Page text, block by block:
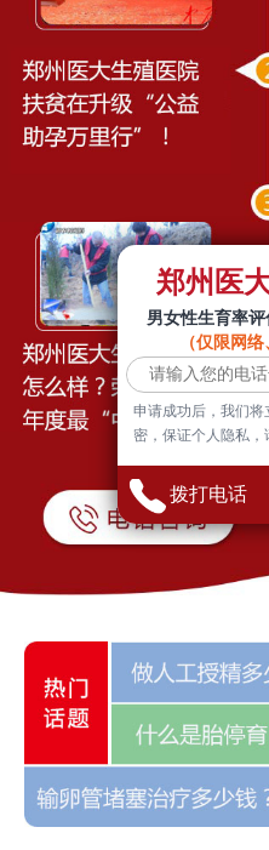
郑州医
男女性生育率评
（仅限网络
申请成功后，我们将
密，保证个人隐私，
拨打电话